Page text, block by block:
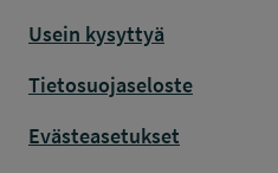
Usein kysyttyä
Tietosuojaseloste
Evästeasetukset